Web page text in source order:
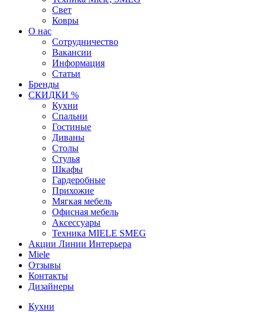
Свет
Ковры
О нас
Сотрудничество
Вакансии
Информация
Статьи
Бренды
СКИДКИ %
Кухни
Спальни
Гостиные
Диваны
Столы
Стулья
Шкафы
Гардеробные
Прихожие
Мягкая мебель
Офисная мебель
Аксессуары
Техника MIELE SMEG
Акции Линии Интерьера
Miele
Отзывы
Контакты
Дизайнеры
Кухни